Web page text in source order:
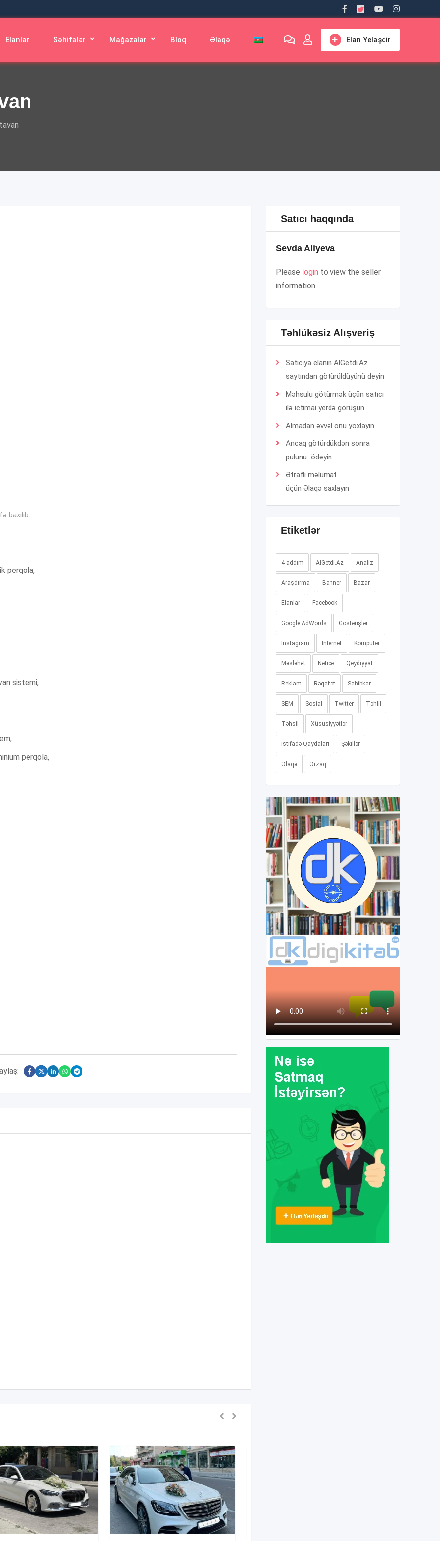
Elan Yeləşdir
Elanlar Səhifələr Mağazalar Bloq Əlaqə
baxılıb
perqola,
sistemi,
perqola,
Satıcı haqqında
Sevda Aliyeva
Please login to view the seller
information.
Təhlükəsiz Alışveriş
Satıcıya elanın AlGetdi.Az
saytından götürüldüyünü deyin
Məhsulu götürmək üçün satıcı
ilə ictimai yerdə görüşün
Almadan əvvəl onu yoxlayın
Ancaq götürdükdən sonra
pulunu ödəyin
Ətraflı məlumat
üçün Əlaqə saxlayın
Etiketlər
4 addım AlGetdi.Az Analiz
Araşdırma Banner Bazar
Elanlar Facebook
Google AdWords Göstərişlər
Instagram Internet Kompüter
Məsləhət Nəticə Qeydiyyat
Reklam Rəqabət Sahibkar
SEM Sosial Twitter Təhlil
Təhsil Xüsusiyyətlər
İstifadə Qaydaları Şəkillər
Əlaqə Ərzaq